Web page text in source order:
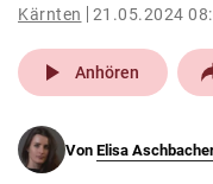
pin_drop
Wien
Kärnten 21.05.2024
play_arrow Anhören
Von Elisa